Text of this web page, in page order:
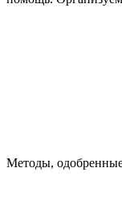
Методы,